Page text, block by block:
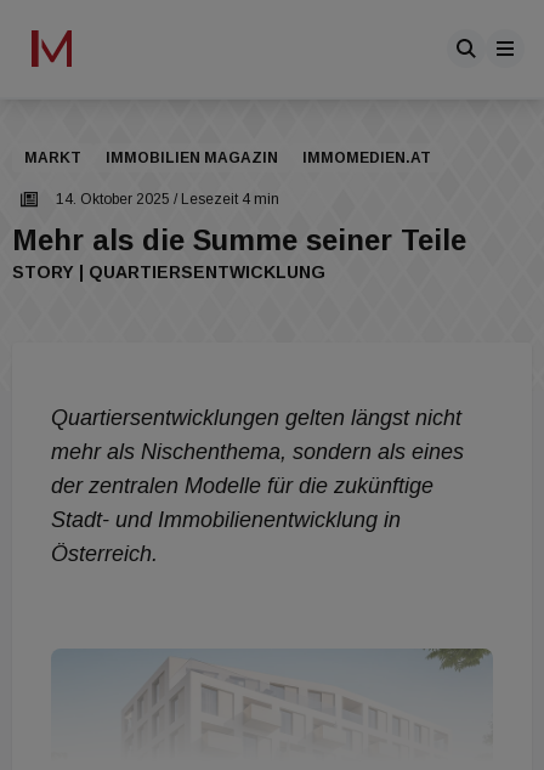
MARKT IMMOBILIEN MAGAZIN IMMOMEDIEN.AT
14. Oktober 2025 / Lesezeit 4 min
Mehr als die Summe seiner Teile
STORY | QUARTIERSENTWICKLUNG
Quartiersentwicklungen gelten längst nicht
mehr als Nischenthema, sondern als eines
der zentralen Modelle für die zukünftige
Stadt- und Immobilienentwicklung in
Österreich.